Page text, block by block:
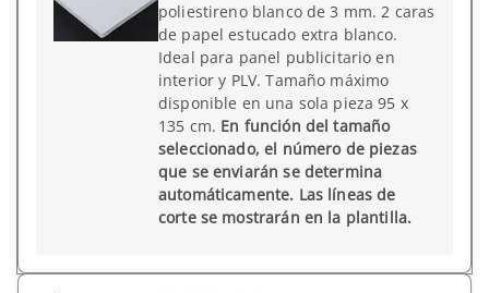
poliestireno blanco de 3 mm. 2 caras
de papel estucado extra blanco.
Ideal para panel publicitario en
interior y PLV. Tamaño máximo
disponible en una sola pieza 95 x
135 cm. En función del tamaño
seleccionado, el número de piezas
que se enviarán se determina
automáticamente. Las líneas de
corte se mostrarán en la plantilla.